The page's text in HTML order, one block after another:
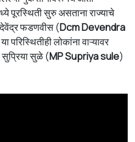
पूरस्थिती सुरु असताना राज्याचे
फडणवीस (Dcm Devendra
परिस्थितीही लोकांना वाऱ्यावर
सुळे (MP Supriya sule)